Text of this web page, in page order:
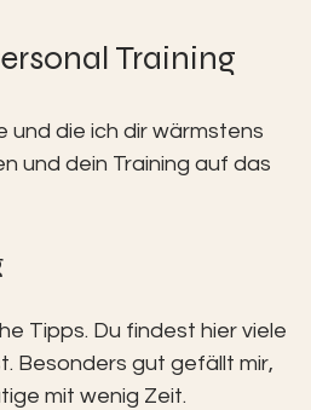
Training
und die ich dir wärmstens
und dein Training auf das
Tipps. Du findest hier viele
Besonders gut gefällt mir,
mit wenig Zeit.